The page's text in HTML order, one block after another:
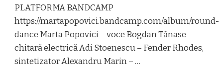
PLATFORMA BANDCAMP
https://martapopovici.bandcamp.com/album/round-
dance Marta Popovici – voce Bogdan Tănase –
chitară electrică Adi Stoenescu – Fender Rhodes,
sintetizator Alexandru Marin – …